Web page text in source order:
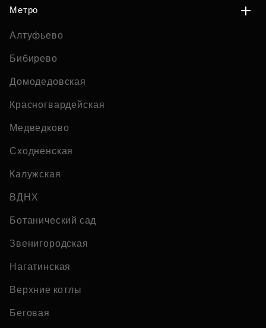
Метро
Алтуфьево
Бибирево
Домодедовская
Красногвардейская
Медведково
Сходненская
Калужская
ВДНХ
Ботанический сад
Звенигородская
Нагатинская
Верхние котлы
Беговая